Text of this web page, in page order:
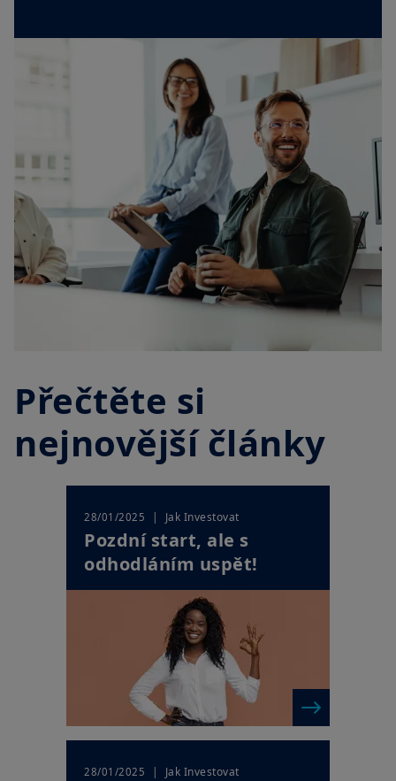
Přečtěte si
nejnovější články
28/01/2025 | Jak Investovat
Pozdní start, ale s
odhodláním uspět!
28/01/2025 | Jak Investovat